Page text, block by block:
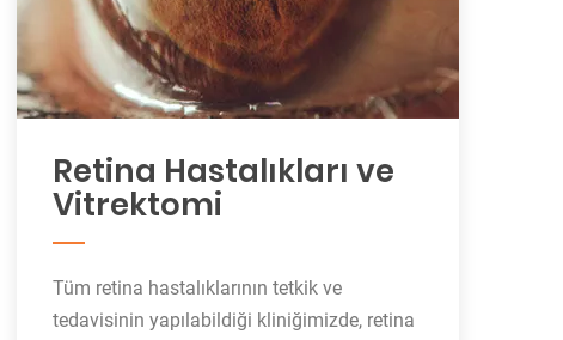
Retina Hastalıkları ve
Vitrektomi
Tüm retina hastalıklarının tetkik ve
tedavisinin yapılabildiği kliniğimizde, retina